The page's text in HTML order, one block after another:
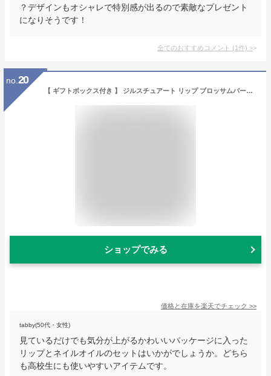
？デザインもオシャレで特別感が出るので素敵なプレゼント
になりそうです！
全てのおすすめコメント (1件) >
no. 20
【 ギフトボックス付き 】 ジルスチュアート リップ ブロッサムバーム ギフト セット ネイルオイル jillstuart ギフトセット コスメ プレゼント 女性 誕生日プレゼント 女友達
ショップでみる
価格と在庫を楽天でチェック >>
tabby(50代・女性)
見ているだけでも気分が上がるかわいいパッケージに入った
リップとネイルオイルのセットはいかがでしょうか。どちら
も高校生にも使いやすいアイテムです。